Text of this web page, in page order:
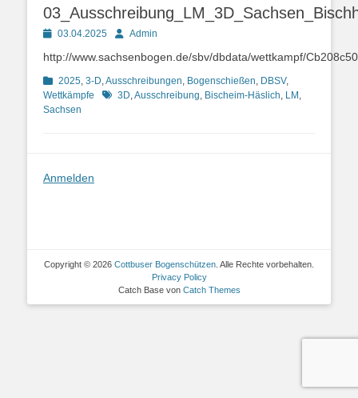
Posted03.04.2025 AutorAdmin
http://www.sachsenbogen.de/sbv/dbdata/wettkampf/
Kategorien
2025 3-D Ausschreibungen Bogenschießen DBSV,
Wettkämpfe
Schlagworte
3D Ausschreibung Bischeim-Häslich LM
Sachsen
Anmelden
Copyright © 2026 Cottbuser Bogenschützen . Alle Rechte vorbehalten.
Privacy Policy
Catch Base von Catch Themes